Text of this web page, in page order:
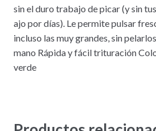
sin el duro trabajo de picar (y sin
ajo por días). Le permite pulsar
incluso las muy grandes, sin
mano Rápida y fácil trituración
verde